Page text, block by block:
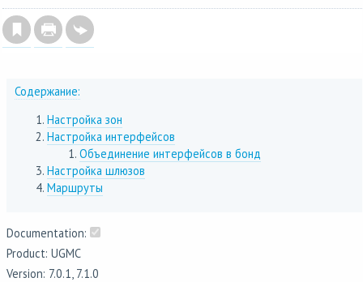
Содержание:
Настройка зон
Настройка интерфейсов
Объединение интерфейсов в бонд
Настройка шлюзов
Маршруты
Documentation:
Product: UGMC
Version: 7.0.1, 7.1.0